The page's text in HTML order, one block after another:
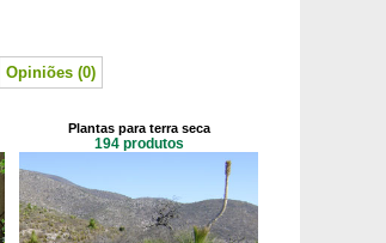
Opiniões (0)
Plantas para terra seca
194 produtos